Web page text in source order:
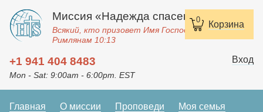
0 Корзина
Миссия «Надежда спасения»
Всякий, кто призовет Имя Господне, спасется.
Римлянам 10:13
+1 941 404 8483
Mon - Sat: 9:00am - 6:00pm. EST
Вход
Главная О миссии Проповеди
Моя семья